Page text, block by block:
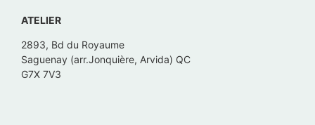
ATELIER
2893, Bd du Royaume
Saguenay (arr.Jonquière, Arvida) QC
G7X 7V3